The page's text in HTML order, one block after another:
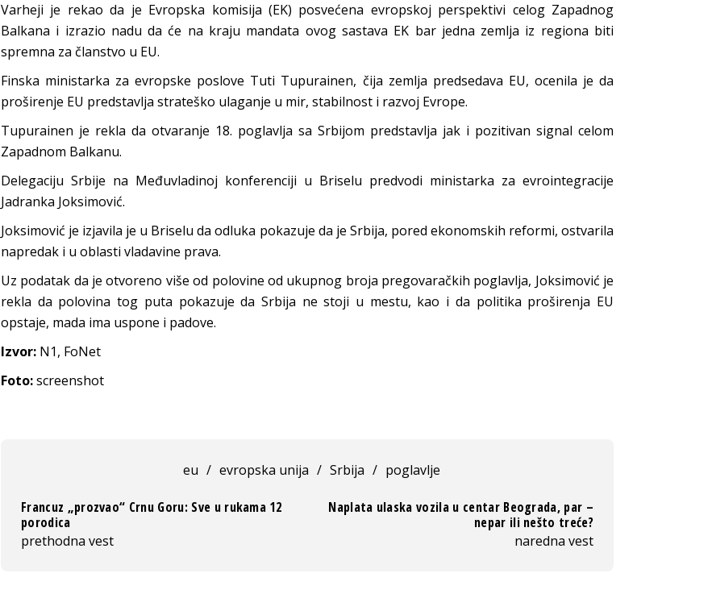
Varheji je rekao da je Evropska komisija (EK) posvećena evropskoj perspektivi celog Zapadnog
Balkana i izrazio nadu da će na kraju mandata ovog sastava EK bar jedna zemlja iz regiona biti
spremna za članstvo u EU.
Finska ministarka za evropske poslove Tuti Tupurainen, čija zemlja predsedava EU, ocenila je da
proširenje EU predstavlja strateško ulaganje u mir, stabilnost i razvoj Evrope.
Tupurainen je rekla da otvaranje 18. poglavlja sa Srbijom predstavlja jak i pozitivan signal celom
Zapadnom Balkanu.
Delegaciju Srbije na Međuvladinoj konferenciji u Briselu predvodi ministarka za evrointegracije
Jadranka Joksimović.
Joksimović je izjavila je u Briselu da odluka pokazuje da je Srbija, pored ekonomskih reformi, ostvarila
napredak i u oblasti vladavine prava.
Uz podatak da je otvoreno više od polovine od ukupnog broja pregovaračkih poglavlja, Joksimović je
rekla da polovina tog puta pokazuje da Srbija ne stoji u mestu, kao i da politika proširenja EU
opstaje, mada ima uspone i padove.
Izvor: N1, FoNet
Foto:screenshot
eu / evropska unija / Srbija / poglavlje
Francuz „prozvao“ Crnu Goru: Sve u rukama 12
porodica
prethodna vest
Naplata ulaska vozila u centar Beograda, par –
nepar ili nešto treće?
naredna vest